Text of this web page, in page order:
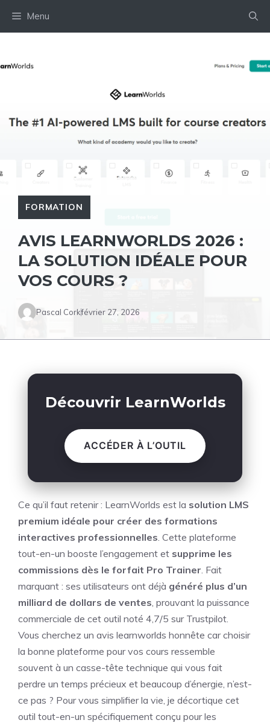
Menu
FORMATION
AVIS LEARNWORLDS 2026 :
LA SOLUTION IDÉALE POUR
VOS COURS ?
Pascal Corkfévrier 27, 2026
Découvrir LearnWorlds
ACCÉDER À L’OUTIL
Ce qu’il faut retenir : LearnWorlds est la solution LMS
premium idéale pour créer des formations
interactives professionnelles . Cette plateforme
tout-en-un booste l’engagement et supprime les
commissions dès le forfait Pro Trainer . Fait
marquant : ses utilisateurs ont déjà généré plus d’un
milliard de dollars de ventes , prouvant la puissance
commerciale de cet outil noté 4,7/5 sur Trustpilot.
Vous cherchez un avis learnworlds honnête car choisir
la bonne plateforme pour vos cours ressemble
souvent à un casse-tête technique qui vous fait
perdre un temps précieux et beaucoup d’énergie, n’est-
ce pas ? Pour vous simplifier la vie, je décortique cet
outil tout-en-un spécifiquement conçu pour les